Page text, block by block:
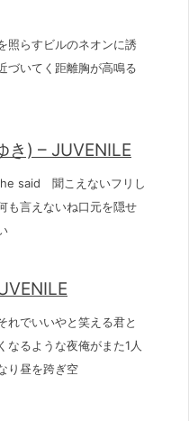
照らすビルのネオンに誘
づいてく距離胸が高鳴る
) – JUVENILE
said 聞こえないフリし
も言えないね口元を隠せ
でいいやと笑える君と
なるような夜俺がまた1人
り昼を跨ぎ空